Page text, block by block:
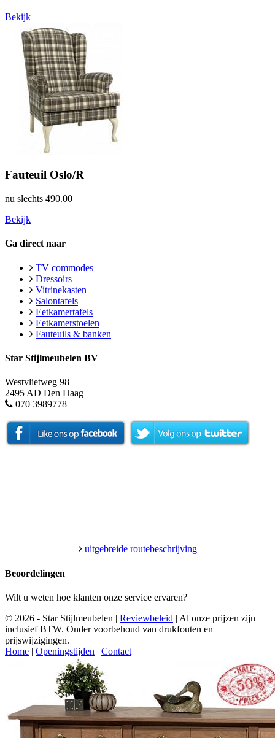
Bekijk
Fauteuil Oslo/R
nu slechts 490.00
Bekijk
Ga direct naar
TV commodes
Dressoirs
Vitrinekasten
Salontafels
Eetkamertafels
Eetkamerstoelen
Fauteuils & banken
Star Stijlmeubelen BV
Westvlietweg 98
2495 AD Den Haag
070 3989778
uitgebreide routebeschrijving
Beoordelingen
Wilt u weten hoe klanten onze service ervaren?
© 2026 - Star Stijlmeubelen | Reviewbeleid | Al onze prijzen zijn
inclusief BTW. Onder voorbehoud van drukfouten en
prijswijzigingen.
Home | Openingstijden | Contact